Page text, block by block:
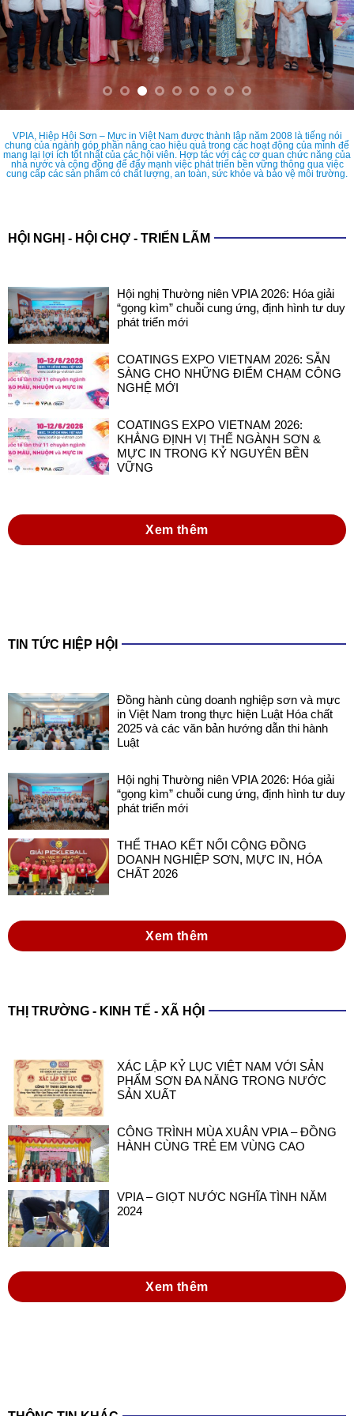
VPIA, Hiệp Hội Sơn – Mực in Việt Nam được thành lập năm 2008 là tiếng nói
chung của ngành góp phần nâng cao hiệu quả trong các hoạt động của mình để
mang lại lợi ích tốt nhất của các hội viên. Hợp tác với các cơ quan chức năng của
nhà nước và cộng đồng để đẩy mạnh việc phát triển bền vững thông qua việc
cung cấp các sản phẩm có chất lượng, an toàn, sức khỏe và bảo vệ môi trường.
HỘI NGHỊ - HỘI CHỢ - TRIỂN LÃM
Hội nghị Thường niên VPIA 2026: Hóa giải
“gọng kìm” chuỗi cung ứng, định hình tư duy
phát triển mới
COATINGS EXPO VIETNAM 2026: SẴN
SÀNG CHO NHỮNG ĐIỂM CHẠM CÔNG
NGHỆ MỚI
COATINGS EXPO VIETNAM 2026:
KHẲNG ĐỊNH VỊ THẾ NGÀNH SƠN &
MỰC IN TRONG KỶ NGUYÊN BỀN
VỮNG
Xem thêm
TIN TỨC HIỆP HỘI
Đồng hành cùng doanh nghiệp sơn và mực
in Việt Nam trong thực hiện Luật Hóa chất
2025 và các văn bản hướng dẫn thi hành
Luật
Hội nghị Thường niên VPIA 2026: Hóa giải
“gọng kìm” chuỗi cung ứng, định hình tư duy
phát triển mới
THỂ THAO KẾT NỐI CỘNG ĐỒNG
DOANH NGHIỆP SƠN, MỰC IN, HÓA
CHẤT 2026
Xem thêm
THỊ TRƯỜNG - KINH TẾ - XÃ HỘI
XÁC LẬP KỶ LỤC VIỆT NAM VỚI SẢN
PHẨM SƠN ĐA NĂNG TRONG NƯỚC
SẢN XUẤT
CÔNG TRÌNH MÙA XUÂN VPIA – ĐỒNG
HÀNH CÙNG TRẺ EM VÙNG CAO
VPIA – GIỌT NƯỚC NGHĨA TÌNH NĂM
2024
Xem thêm